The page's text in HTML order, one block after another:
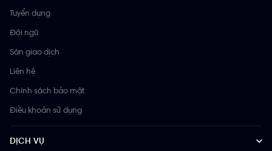
Tuyển dụng
Đội ngũ
Sàn giao dịch
Liên hệ
Chính sách bảo mật
Điều khoản sử dụng
DỊCH VỤ